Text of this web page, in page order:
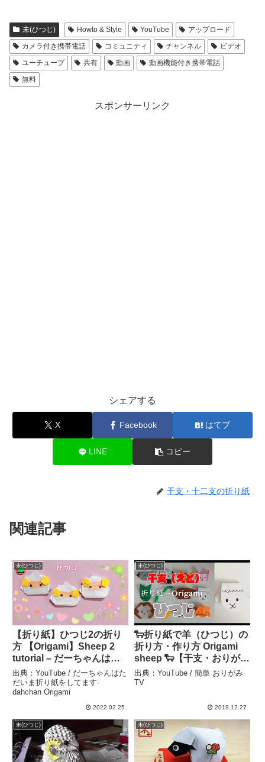
未(ひつじ) Howto & Style YouTube
アップロード
カメラ付き携帯電話
コミュニティ チャンネル
ビデオ
ユーチューブ
共有 動画
動画機能付き携帯電話
無料
スポンサーリンク
シェアする
X Facebook はてブ
LINE コピー
干支・十二支の折り紙
関連記事
未(ひつじ)
【折り紙】ひつじ2の折り
方 【Origami】Sheep 2
tutorial – だーちゃんはた
だいま折り紙をしてます-
dahchan Origami
出典：YouTube / だーちゃんはた
だいま折り紙をしてます-
dahchan Origami
2022.02.25
未(ひつじ)
🐑折り紙で羊（ひつじ）の
折り方・作り方 Origami
sheep 🐑【干支・おりが
み】 – 簡単 おりがみTV
出典：YouTube / 簡単 おりがみ
TV
2019.12.27
未(ひつじ) 未(ひつじ)